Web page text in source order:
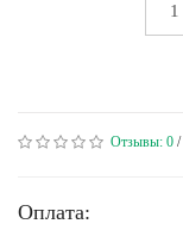
Отзывы: 0 /
Оплата: